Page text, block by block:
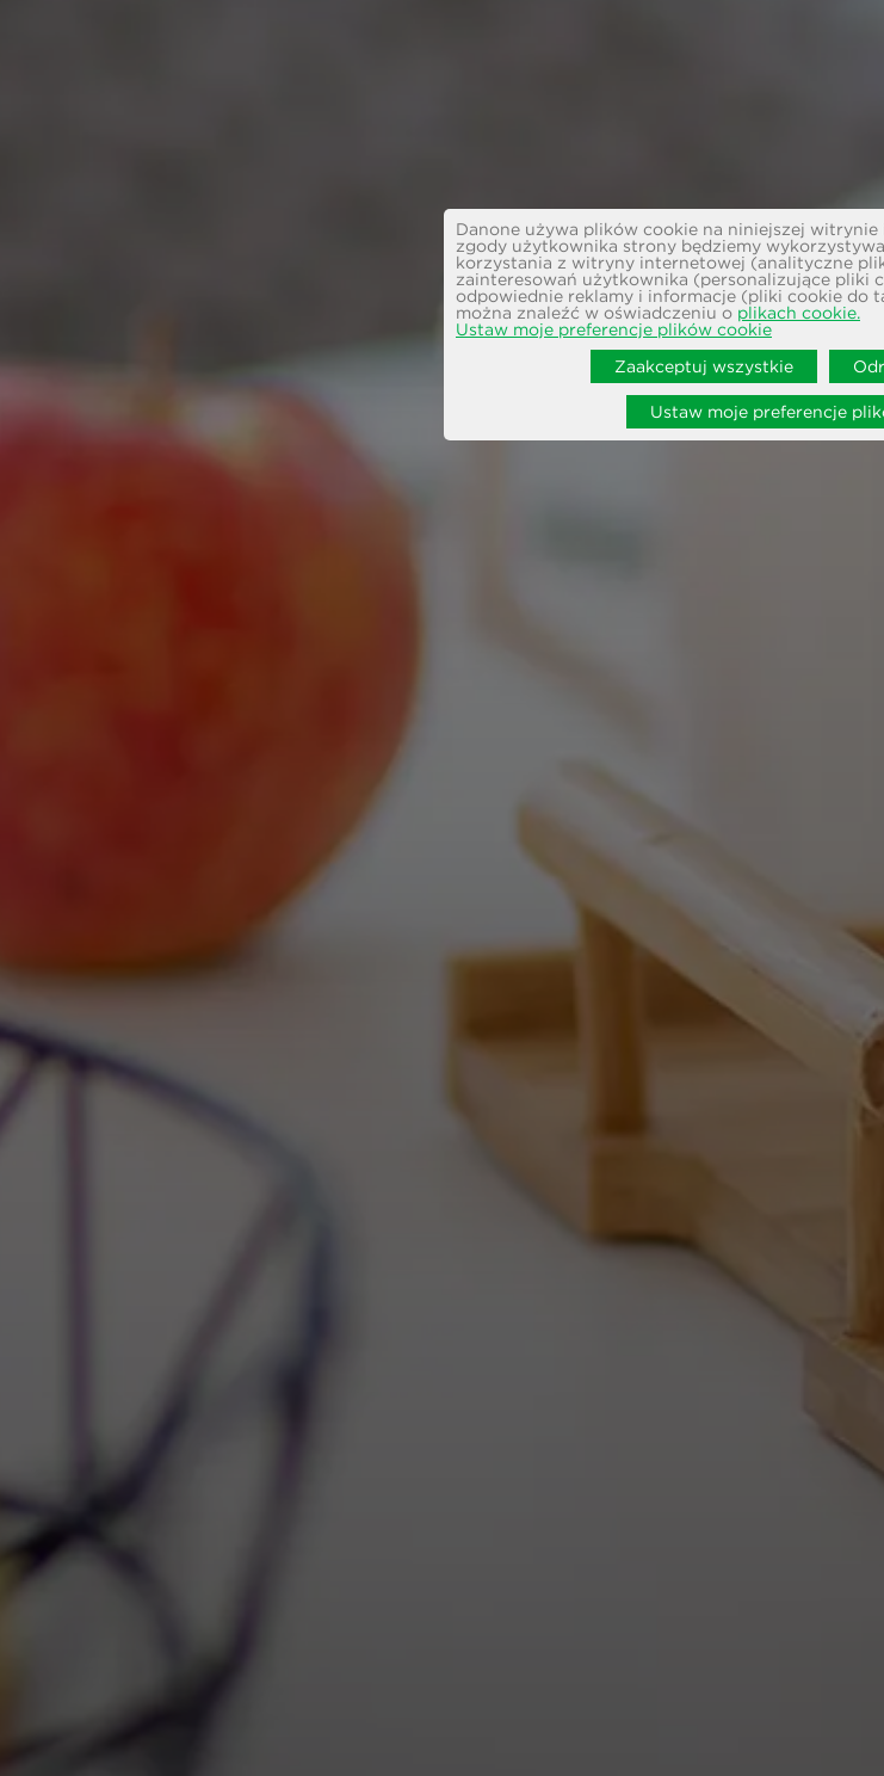
Danone używa plików cookie na niniejszej
zgody użytkownika strony będziemy
korzystania z witryny internetowej (analityczne
zainteresowań użytkownika (personalizujące pliki
odpowiednie reklamy i informacje (pliki cookie do
można znaleźć w oświadczeniu o plikach cookie.
Ustaw moje preferencje plików cookie
Zaakceptuj wszystkie
Ustaw moje preferencje